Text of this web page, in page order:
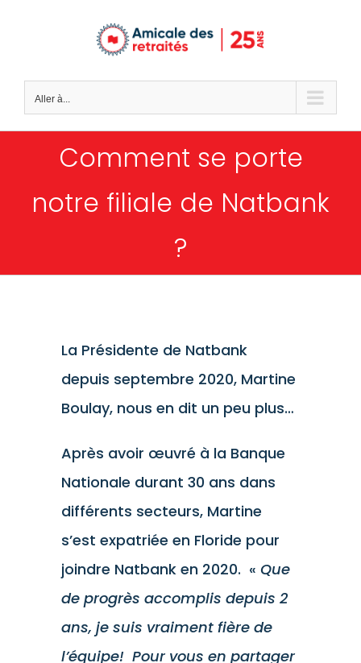
Aller à...
Comment se porte
notre filiale de Natbank
?
La Présidente de Natbank
depuis septembre 2020, Martine
Boulay, nous en dit un peu plus…
Après avoir œuvré à la Banque
Nationale durant 30 ans dans
différents secteurs, Martine
s’est expatriée en Floride pour
joindre Natbank en 2020. «Que
de progrès accomplis depuis 2
ans, je suis vraiment fière de
l’équipe! Pour vous en partager